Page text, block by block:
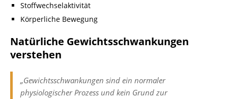
Stoffwechselaktivität
Körperliche Bewegung
Natürliche Gewichtsschwankungen
verstehen
„Gewichtsschwankungen sind ein normaler
physiologischer Prozess und kein Grund zur